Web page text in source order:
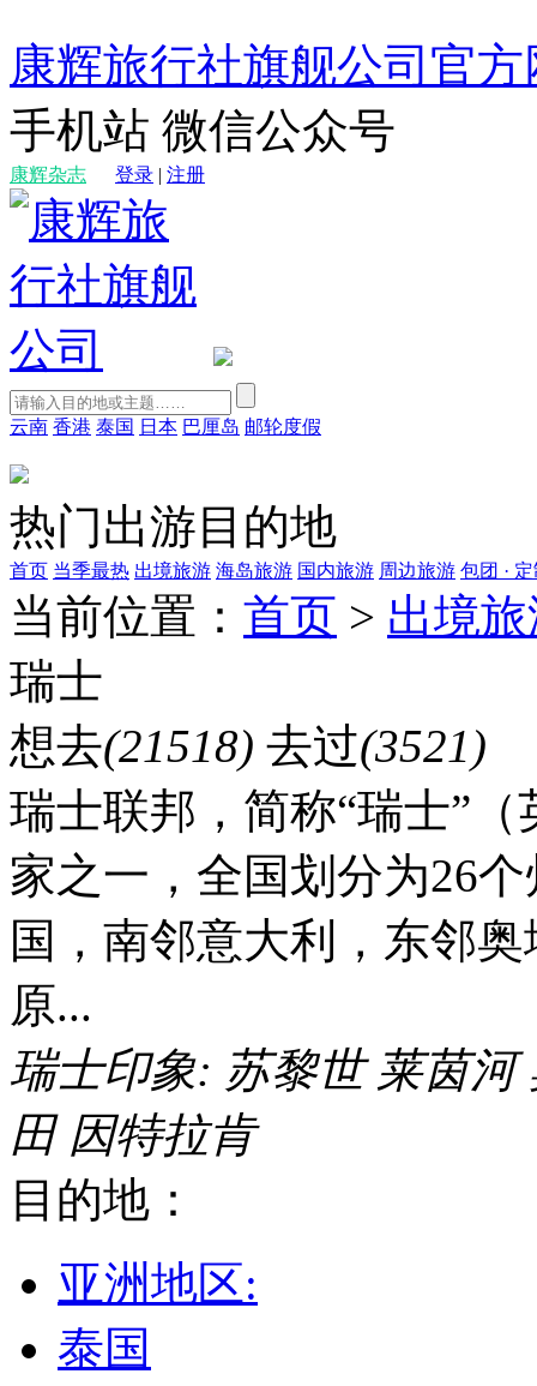
康辉旅行社旗舰公司官方
手机站 微信公众号
康辉杂志 登录 | 注册
云南 香港 泰国 日本 巴厘岛 邮轮度假
热门出游目的地
首页 当季最热 出境旅游 海岛旅游 国内旅游 周边旅游 包团 ·
当前位置： 首页 > 出境
瑞士
想去(21518) 去过(3521)
瑞士联邦，简称“瑞士”
家之一，全国划分为26
国，南邻意大利，东邻
原...
瑞士印象: 苏黎世 莱茵河
田 因特拉肯
目的地：
亚洲地区:
泰国